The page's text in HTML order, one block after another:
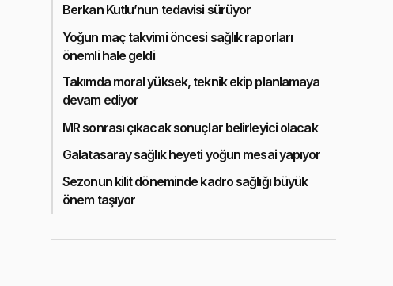
Berkan Kutlu’nun tedavisi sürüyor
Yoğun maç takvimi öncesi sağlık raporları
önemli hale geldi
Takımda moral yüksek, teknik ekip planlamaya
devam ediyor
MR sonrası çıkacak sonuçlar belirleyici olacak
Galatasaray sağlık heyeti yoğun mesai yapıyor
Sezonun kilit döneminde kadro sağlığı büyük
önem taşıyor